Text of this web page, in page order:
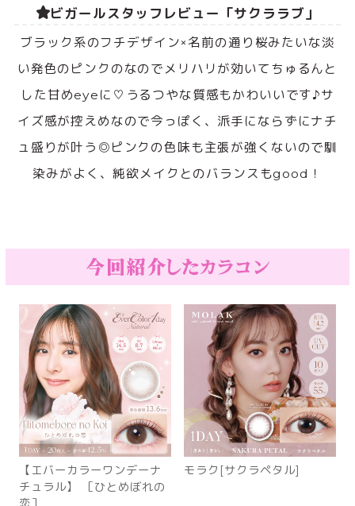
ビガールスタッフレビュー「サクララブ」
ブラック系のフチデザイン×名前の通り桜みたいな淡
い発色のピンクのなのでメリハリが効いてちゅるんと
した甘めeyeに♡うるつやな質感もかわいいです♪サ
イズ感が控えめなので今っぽく、派手にならずにナチ
ュ盛りが叶う◎ピンクの色味も主張が強くないので馴
染みがよく、純欲メイクとのバランスもgood！
【エバーカラーワンデーナ
チュラル】 ［ひとめぼれの
モラク[サクラペタル]